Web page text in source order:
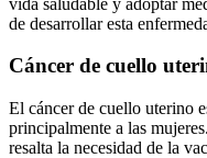
de desarrollar esta
Cáncer de cuello
El cáncer de cuello uterino
principalmente a las
resalta la necesidad de la